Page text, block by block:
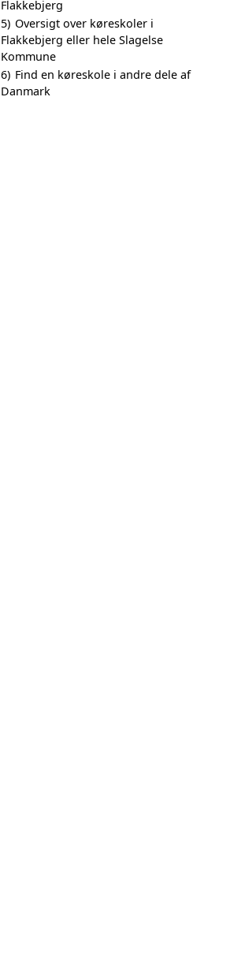
Flakkebjerg
5) Oversigt over køreskoler i
Flakkebjerg eller hele Slagelse
Kommune
6) Find en køreskole i andre dele af
Danmark